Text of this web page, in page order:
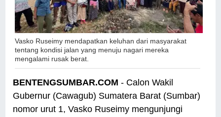
Vasko Ruseimy mendapatkan keluhan dari masyarakat
tentang kondisi jalan yang menuju nagari mereka
mengalami rusak berat.
BENTENGSUMBAR.COM - Calon Wakil
Gubernur (Cawagub) Sumatera Barat (Sumbar)
nomor urut 1, Vasko Ruseimy mengunjungi